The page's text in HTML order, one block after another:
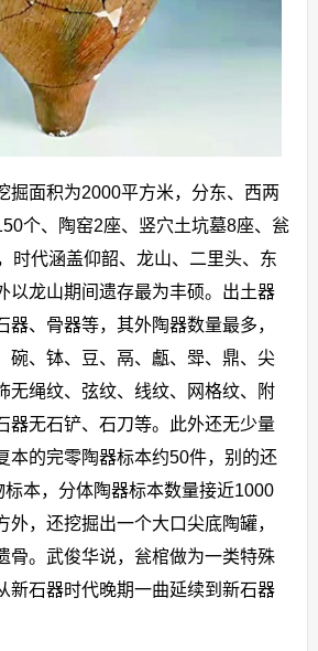
面积为2000平方米，分东、西两
个、陶窑2座、竖穴土坑墓8座、瓮
时代涵盖仰韶、龙山、二里头、东
以龙山期间遗存最为丰硕。出土器
器、骨器等，其外陶器数量最多，
碗、钵、豆、鬲、甗、斝、鼎、尖
无绳纹、弦纹、线纹、网格纹、附
器无石铲、石刀等。此外还无少量
本的完零陶器标本约50件，别的还
本，分体陶器标本数量接近1000
外，还挖掘出一个大口尖底陶罐，
骨。武俊华说，瓮棺做为一类特殊
新石器时代晚期一曲延续到新石器